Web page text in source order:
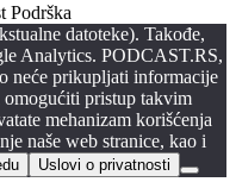
Podrška
datoteke). Takođe,
Analytics. PODCAST.RS,
neće prikupljati informacije
pristup takvim
mehanizam korišćenja
naše web stranice, kao i
Uslovi o privatnosti